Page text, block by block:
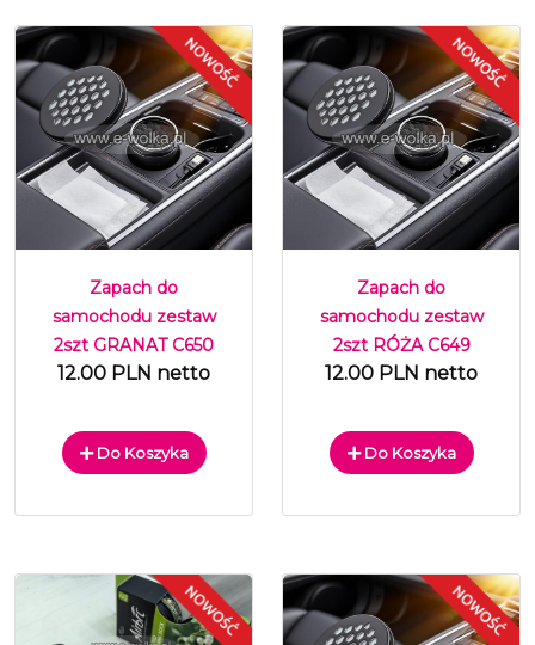
Zapach do
samochodu zestaw
2szt GRANAT C650
12.00 PLN netto
Do Koszyka
Zapach do
samochodu zestaw
2szt RÓŻA C649
12.00 PLN netto
Do Koszyka